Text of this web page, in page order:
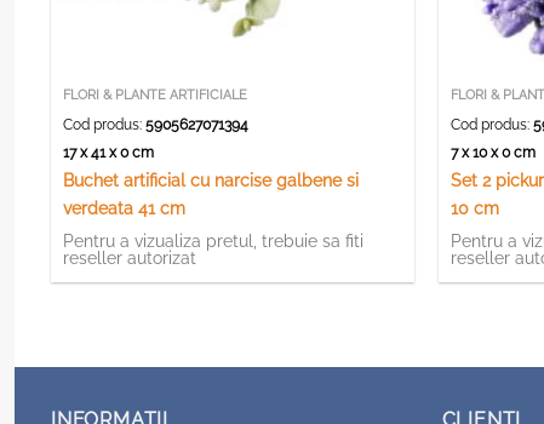
FLORI & PLANTE ARTIFICIALE
Cod produs:5905627071394
17 x 41 x 0 cm
Buchet artificial cu narcise galbene si
verdeata 41 cm
Pentru a vizualiza pretul, trebuie sa fiti
reseller autorizat
FLORI &
Cod produs:
7 x 10 x 0 cm
Set 2
10 cm
Pentru a
reseller